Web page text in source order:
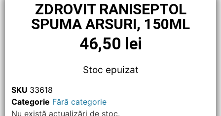
ZDROVIT RANISEPTOL
SPUMA ARSURI, 150ML
46,50 lei
Stoc epuizat
SKU 33618
Categorie Fără categorie
Nu există actualizări de stoc.